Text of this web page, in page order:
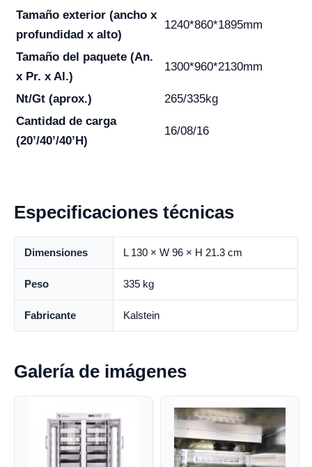
Tamaño exterior (ancho x
profundidad x alto)
1240*860*1895mm
Tamaño del paquete (An.
x Pr. x Al.)
1300*960*2130mm
Nt/Gt (aprox.)
265/335kg
Cantidad de carga
(20’/40’/40’H)
16/08/16
Especificaciones técnicas
Dimensiones L 130 × W 96 × H 21.3 cm
Peso 335 kg
Fabricante Kalstein
Galería de imágenes